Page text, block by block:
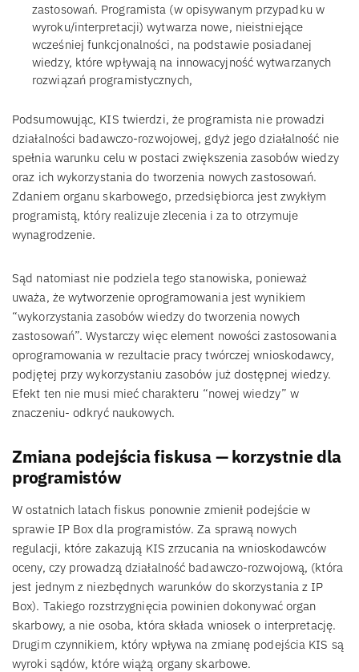
zastosowań. Programista (w opisywanym przypadku w
wyroku/interpretacji) wytwarza nowe, nieistniejące
wcześniej funkcjonalności, na podstawie posiadanej
wiedzy, które wpływają na innowacyjność wytwarzanych
rozwiązań programistycznych,
Podsumowując, KIS twierdzi, że programista nie prowadzi
działalności badawczo-rozwojowej, gdyż jego działalność nie
spełnia warunku celu w postaci zwiększenia zasobów wiedzy
oraz ich wykorzystania do tworzenia nowych zastosowań.
Zdaniem organu skarbowego, przedsiębiorca jest zwykłym
programistą, który realizuje zlecenia i za to otrzymuje
wynagrodzenie.
Sąd natomiast nie podziela tego stanowiska, ponieważ
uważa, że wytworzenie oprogramowania jest wynikiem
“wykorzystania zasobów wiedzy do tworzenia nowych
zastosowań”. Wystarczy więc element nowości zastosowania
oprogramowania w rezultacie pracy twórczej wnioskodawcy,
podjętej przy wykorzystaniu zasobów już dostępnej wiedzy.
Efekt ten nie musi mieć charakteru “nowej wiedzy” w
znaczeniu- odkryć naukowych.
Zmiana podejścia fiskusa — korzystnie dla
programistów
W ostatnich latach fiskus ponownie zmienił podejście w
sprawie IP Box dla programistów. Za sprawą nowych
regulacji, które zakazują KIS zrzucania na wnioskodawców
oceny, czy prowadzą działalność badawczo-rozwojową, (która
jest jednym z niezbędnych warunków do skorzystania z IP
Box). Takiego rozstrzygnięcia powinien dokonywać organ
skarbowy, a nie osoba, która składa wniosek o interpretację.
Drugim czynnikiem, który wpływa na zmianę podejścia KIS są
wyroki sądów, które wiążą organy skarbowe.